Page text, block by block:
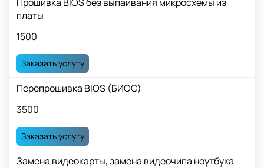
платы
1500
Заказать услугу
Перепрошивка BIOS (БИОС)
3500
Заказать услугу
Замена видеокарты, замена видеочипа ноутбука